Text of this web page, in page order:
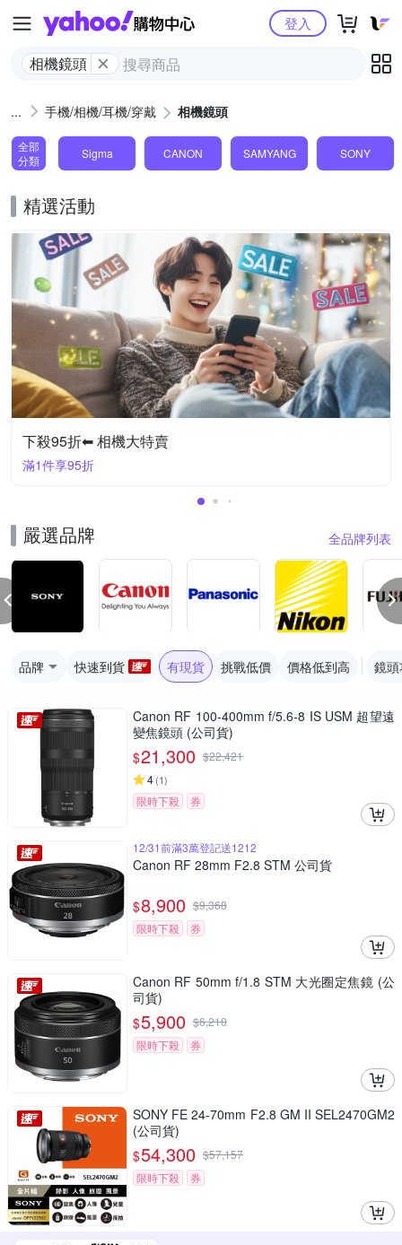
Yahoo購物中心
相機鏡頭
登入
手機/相機/耳機/穿戴 相機鏡頭
全部
分類
Sigma CANON SAMYANG SONY
精選活動
下殺95折⬅︎ 相機大特賣
滿1件享95折
嚴選品牌 全品牌列表
品牌 快速到貨 有現貨 挑戰低價 價格低到高 鏡
Canon RF 100-400mm f/5.6-8 IS USM 超望遠
變焦鏡頭 (公司貨)
$21,300 $22,421
4(1)
限時下殺 券
12/31前滿3萬登記送1212
Canon RF 28mm F2.8 STM 公司貨
$8,900 $9,368
限時下殺
券
Canon RF 50mm f/1.8 STM 大光圈定焦鏡 (公
司貨)
$5,900 $6,210
限時下殺
券
SONY FE 24-70mm F2.8 GM II SEL2470GM2
(公司貨)
$54,300 $57,157
限時下殺
券